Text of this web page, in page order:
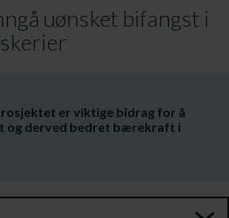
uønsket bifangst i
er viktige bidrag for å
og derved bedret bærekraft i